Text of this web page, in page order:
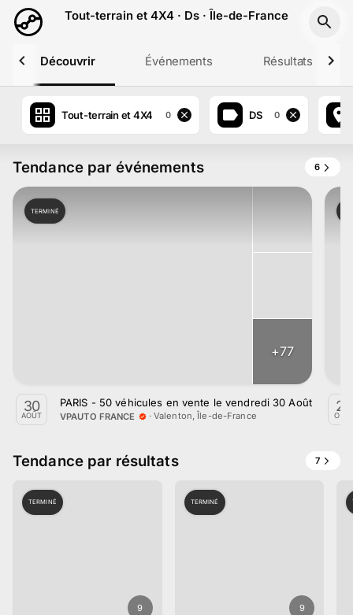
Aller au contenu principal
Tout-terrain et 4X4 · Ds · Île-de-France
Découvrir Événements Résultats
Tout-terrain et 4X4 0 DS 0
Tendance par événements 6
TERMINÉ
+77
30
AOÛT
PARIS - 50 véhicules en vente le vendredi 30 Août
VPAUTO FRANCE · Valenton, Île-de-France
25
OCT.
Tendance par résultats 7
9
TERMINÉ
9
TERMINÉ